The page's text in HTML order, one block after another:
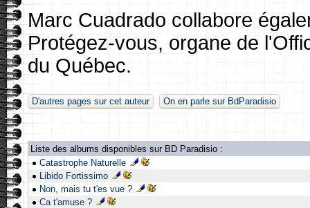
Marc Cuadrado collabore
Protégez-vous, organe de
du Québec.
D'autres pages sur cet auteur On en parle sur BdParadisio
Liste des albums disponibles sur BD Paradisio :
Catastrophe Naturelle
Libido Fortissimo
Non, mais tu t'es vue ?
Ca t'amuse ?